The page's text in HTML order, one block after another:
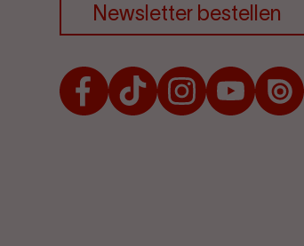
Newsletter bestellen
Facebook
TikTokInstagram
Youtube
Issuu